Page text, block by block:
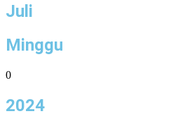
Juli
Minggu
0
2024